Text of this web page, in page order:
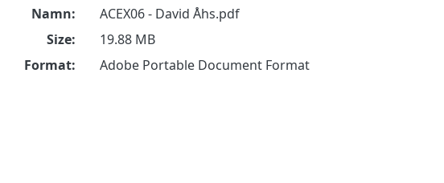
Namn:
ACEX06 - David Åhs.pdf
Size:
19.88 MB
Format:
Adobe Portable Document Format